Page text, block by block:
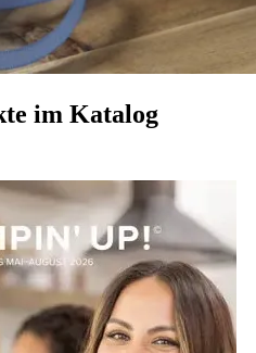
im Katalog